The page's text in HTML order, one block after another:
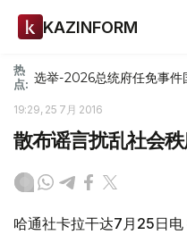
KAZINFORM
热
点: 选举-2026总统府任免事件
19:29, 25 7月 2016
散布谣言扰乱社会
哈通社卡拉干达7月25日